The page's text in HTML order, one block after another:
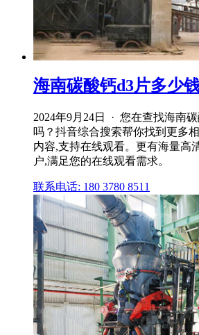
海南碳酸钙d3片多少
2024年9月24日 · 您在查找海南
吗？抖音综合搜索帮你找到更多
内容,支持在线观看。更有海量高
户,满足您的在线观看需求。
联系电话: 180 3780 8511